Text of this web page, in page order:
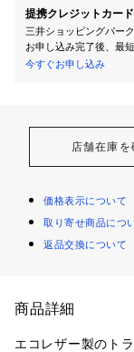
提携クレジットカー
三井ショッピングパー
お申し込み完了後、最
今すぐお申し込み
店舗在庫を
価格表示について
取り寄せ商品につ
返品交換について
商品詳細
エコレザー製のト